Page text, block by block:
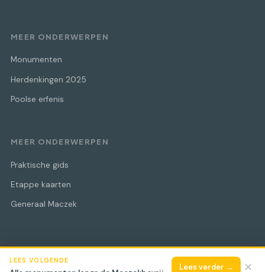
MEER ONDERWERPEN
Monumenten
Herdenkingen 2025
Poolse erfenis
MEER ONDERWERPEN
Praktische gids
Etappe kaarten
Generaal Maczek
© 2026 Maczek Bevrijdingstocht Alle rechten voorbehouden.
LEES VOLGENDE
Lees verder → ✕